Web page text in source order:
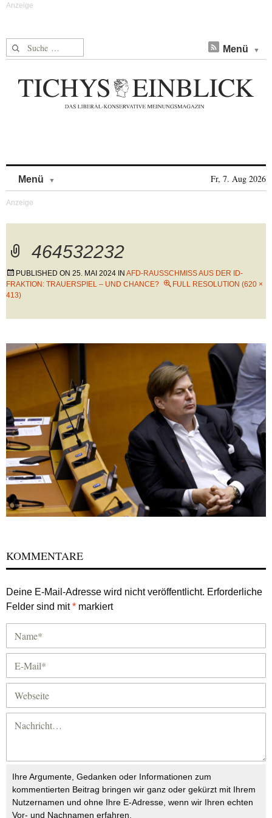
Suche nach: Menü
Menü Fr, 7. Aug 2026
464532232
PUBLISHED ON 25. MAI 2024 IN AFD-RAUSSCHMISS AUS DER ID-
FRAKTION: TRAUERSPIEL – UND CHANCE?
FULL RESOLUTION (620 ×
413)
KOMMENTARE
Deine E-Mail-Adresse wird nicht veröffentlicht. Erforderliche
Felder sind mit* markiert
Ihre Argumente, Gedanken oder Informationen zum
kommentierten Beitrag bringen wir ganz oder gekürzt mit Ihrem
Nutzernamen und ohne Ihre E-Adresse, wenn wir Ihren echten
Vor- und Nachnamen erfahren.